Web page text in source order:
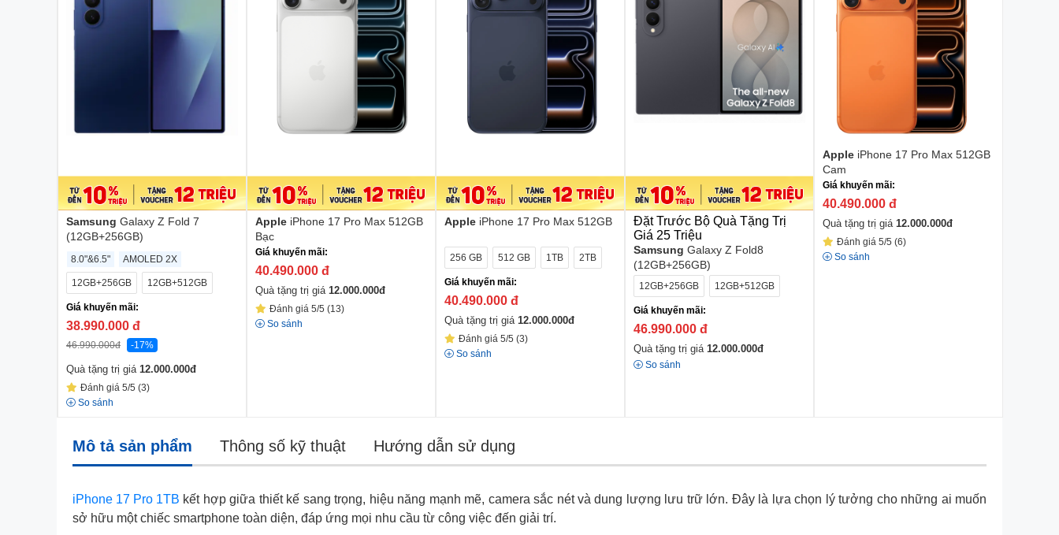
Samsung Galaxy Z Fold 7
(12GB+256GB)
8.0"&6.5" AMOLED 2X
12GB+256GB 12GB+512GB
Giá khuyến mãi:
38.990.000 đ
46.990.000đ -17%
Quà tặng trị giá 12.000.000đ
Đánh giá 5/5 (3)
So sánh
Apple iPhone 17 Pro Max 512GB
Bạc
Giá khuyến mãi:
40.490.000 đ
Quà tặng trị giá 12.000.000đ
Đánh giá 5/5 (13)
So sánh
Apple iPhone 17 Pro Max 512GB
256 GB 512 GB 1TB 2TB
Giá khuyến mãi:
40.490.000 đ
Quà tặng trị giá 12.000.000đ
Đánh giá 5/5 (3)
So sánh
Đặt Trước Bộ Quà Tặng Trị
Giá 25 Triệu
Samsung Galaxy Z Fold8
(12GB+256GB)
12GB+256GB 12GB+512GB
Giá khuyến mãi:
46.990.000 đ
Quà tặng trị giá 12.000.000đ
So sánh
Apple iPhone 17 Pro Max 512GB
Cam
Giá khuyến mãi:
40.490.000 đ
Quà tặng trị giá 12.000.000đ
Đánh giá 5/5 (6)
So sánh
Mô tả sản phẩm Thông số kỹ thuật Hướng dẫn sử dụng
iPhone 17 Pro 1TB kết hợp giữa thiết kế sang trọng, hiệu năng mạnh mẽ, camera sắc nét và dung lượng lưu trữ lớn. Đây là lựa chọn lý tưởng cho những ai muốn
sở hữu một chiếc smartphone toàn diện, đáp ứng mọi nhu cầu từ công việc đến giải trí.